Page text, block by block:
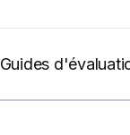
Guides